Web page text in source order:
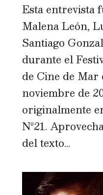
Esta entrevista
Malena León,
Santiago
durante el
de Cine de Mar
noviembre de
originalmente
Nº21.
del texto...